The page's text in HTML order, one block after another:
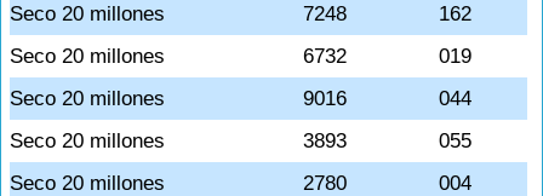
Seco 20 millones
7248
162
Seco 20 millones
6732
019
Seco 20 millones
9016
044
Seco 20 millones
3893
055
Seco 20 millones
2780
004